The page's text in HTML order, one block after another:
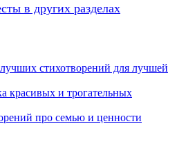
в других разделах
стихотворений для лучшей
красивых и трогательных
про семью и ценности